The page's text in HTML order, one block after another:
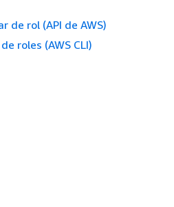
de rol (API de AWS)
roles (AWS CLI)